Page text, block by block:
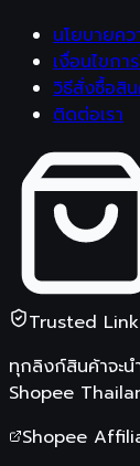
นโยบายค
เงื่อนไขกา
วิธีสั่งซื้อสิ
ติดต่อเรา
Trusted Link
ทุกลิงก์สินค้าจะ
Shopee
Shopee